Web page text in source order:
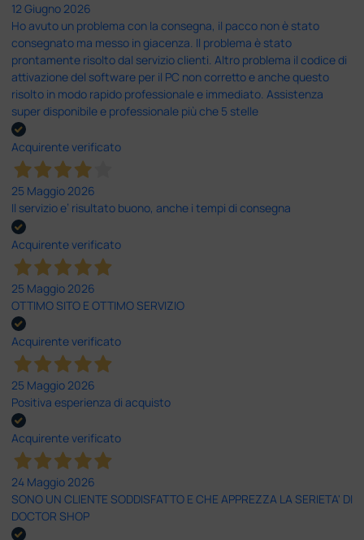
12 Giugno 2026
Ho avuto un problema con la consegna, il pacco non è stato
consegnato ma messo in giacenza. Il problema è stato
prontamente risolto dal servizio clienti. Altro problema il codice di
attivazione del software per il PC non corretto e anche questo
risolto in modo rapido professionale e immediato. Assistenza
super disponibile e professionale più che 5 stelle
Acquirente verificato
25 Maggio 2026
Il servizio e’ risultato buono, anche i tempi di consegna
Acquirente verificato
25 Maggio 2026
OTTIMO SITO E OTTIMO SERVIZIO
Acquirente verificato
25 Maggio 2026
Positiva esperienza di acquisto
Acquirente verificato
24 Maggio 2026
SONO UN CLIENTE SODDISFATTO E CHE APPREZZA LA SERIETA' DI
DOCTOR SHOP